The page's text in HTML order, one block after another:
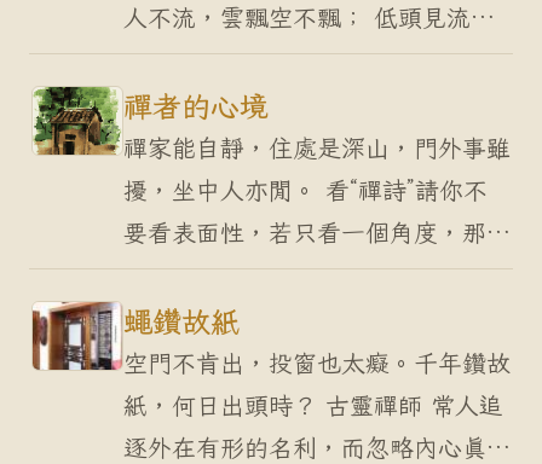
人不流，雲飄空不飄； 低頭見流
水，清澈照溪石。 各有 花粉無心
飄，蜜蜂有心採； 勿論有與無，萬
物各有道。 本有…
禪者的心境
禪家能自靜，住處是深山，門外事雖
擾，坐中人亦閒。 看“禪詩”請你不
要看表面性，若只看一個角度，那你
將不知他箇中的奧妙。 所謂「禪
家」，講的就是真正懂得禪的人。一
個禪者，他的內心時時…
蠅鑽故紙
空門不肯出，投窗也太癡。千年鑽故
紙，何日出頭時？ 古靈禪師 常人追
逐外在有形的名利，而忽略內心真正